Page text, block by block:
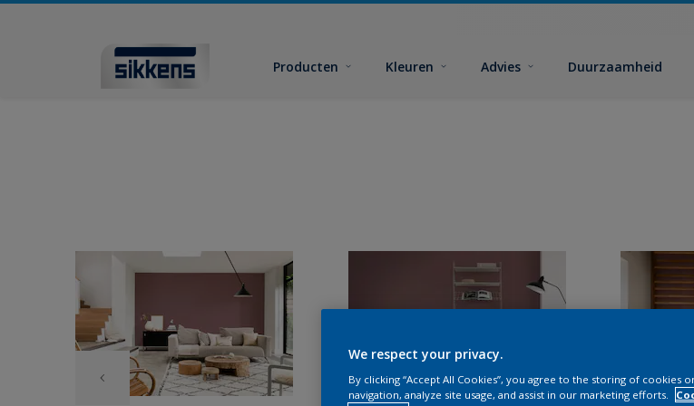
Producten Kleuren Advies Duurzaamheid
We respect your privacy.
By clicking “Accept All Cookies”, you agree to the storing of cookies
navigation, analyze site usage, and assist in our marketing efforts.